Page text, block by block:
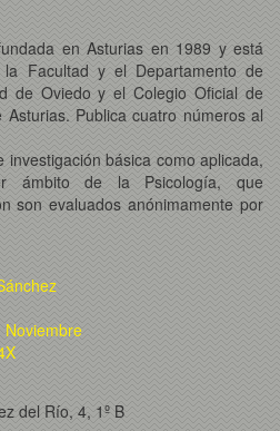
en Asturias en 1989 y está
Facultad y el Departamento de
de Oviedo y el Colegio Oficial de
Publica cuatro números al
básica como aplicada,
ámbito de la Psicología, que
son evaluados anónimamente por
del Río, 4, 1º B